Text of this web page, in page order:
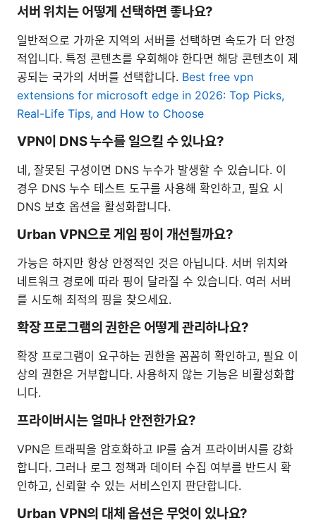
서버 위치는 어떻게 선택하면 좋나요?
일반적으로 가까운 지역의 서버를 선택하면 속도가 더 안정
적입니다. 특정 콘텐츠를 우회해야 한다면 해당 콘텐츠이 제
공되는 국가의 서버를 선택합니다. Best free vpn
extensions for microsoft edge in 2026: Top Picks,
Real-Life Tips, and How to Choose
VPN이 DNS 누수를 일으킬 수 있나요?
네, 잘못된 구성이면 DNS 누수가 발생할 수 있습니다. 이
경우 DNS 누수 테스트 도구를 사용해 확인하고, 필요 시
DNS 보호 옵션을 활성화합니다.
Urban VPN으로 게임 핑이 개선될까요?
가능은 하지만 항상 안정적인 것은 아닙니다. 서버 위치와
네트워크 경로에 따라 핑이 달라질 수 있습니다. 여러 서버
를 시도해 최적의 핑을 찾으세요.
확장 프로그램의 권한은 어떻게 관리하나요?
확장 프로그램이 요구하는 권한을 꼼꼼히 확인하고, 필요 이
상의 권한은 거부합니다. 사용하지 않는 기능은 비활성화합
니다.
프라이버시는 얼마나 안전한가요?
VPN은 트래픽을 암호화하고 IP를 숨겨 프라이버시를 강화
합니다. 그러나 로그 정책과 데이터 수집 여부를 반드시 확
인하고, 신뢰할 수 있는 서비스인지 판단합니다.
Urban VPN의 대체 옵션은 무엇이 있나요?